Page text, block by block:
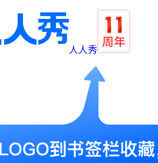
人人秀